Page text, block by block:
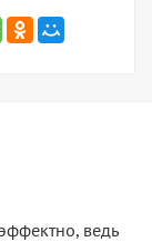
ведь